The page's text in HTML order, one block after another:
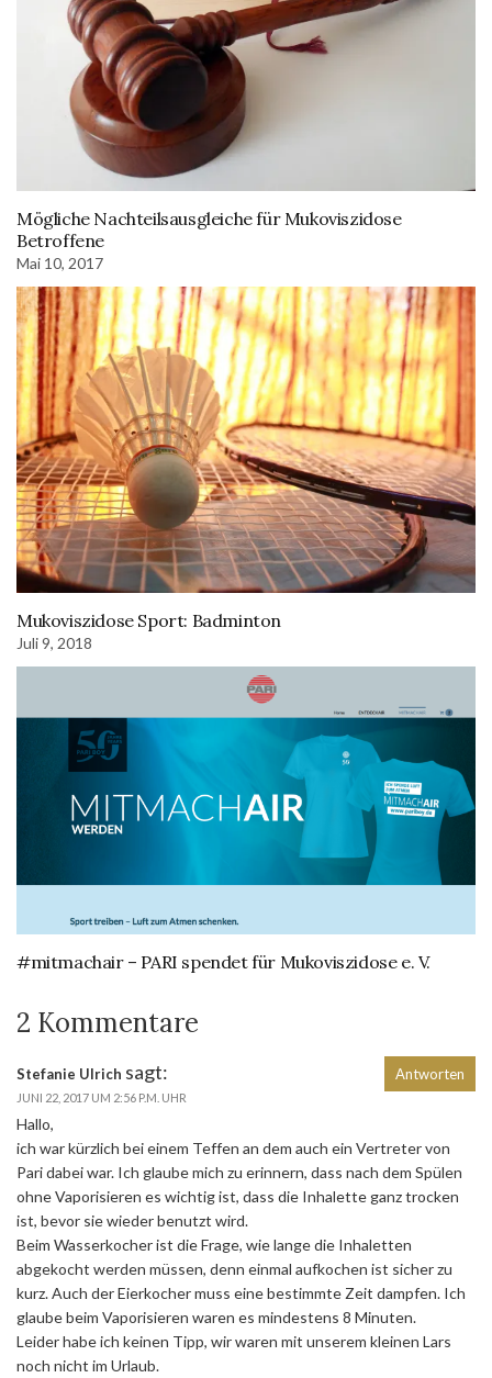
Mögliche Nachteilsausgleiche für Mukoviszidose
Betroffene
Mai 10, 2017
Mukoviszidose Sport: Badminton
Juli 9, 2018
#mitmachair – PARI spendet für Mukoviszidose e. V.
2 Kommentare
Stefanie Ulrich sagt:
JUNI 22, 2017 UM 2:56 P.M. UHR
Hallo,
ich war kürzlich bei einem Teffen an dem auch ein Vertreter von
Pari dabei war. Ich glaube mich zu erinnern, dass nach dem Spülen
ohne Vaporisieren es wichtig ist, dass die Inhalette ganz trocken
ist, bevor sie wieder benutzt wird.
Beim Wasserkocher ist die Frage, wie lange die Inhaletten
abgekocht werden müssen, denn einmal aufkochen ist sicher zu
kurz. Auch der Eierkocher muss eine bestimmte Zeit dampfen. Ich
glaube beim Vaporisieren waren es mindestens 8 Minuten.
Leider habe ich keinen Tipp, wir waren mit unserem kleinen Lars
noch nicht im Urlaub.
Antworten